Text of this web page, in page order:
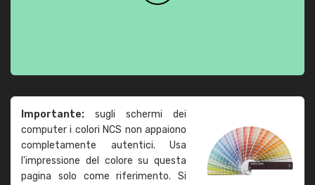
Importante: sugli schermi dei
computer i colori NCS non appaiono
completamente autentici. Usa
l'impressione del colore su questa
pagina solo come riferimento. Si